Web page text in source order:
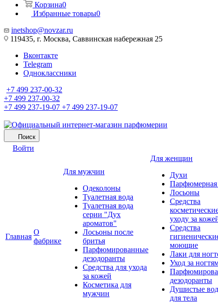
Корзина0
Избранные товары0
inetshop@novzar.ru
119435, г. Москва, Саввинская набережная 25
Вконтакте
Telegram
Одноклассники
+7 499 237-00-32
+7 499 237-00-32
+7 499 237-19-07 +7 499 237-19-07
Поиск
Войти
Главная
О
фабрике
Для мужчин
Одеколоны
Туалетная вода
Туалетная вода
серии "Дух
ароматов"
Лосьоны после
бритья
Парфюмированные
дезодоранты
Средства для ухода
за кожей
Косметика для
мужчин
Для женщин
Духи
Парфюмерная
Лосьоны
Средства
уходу за
Средства
моющие
Лаки для
Уход за
дезодоранты
Душистые
для тела